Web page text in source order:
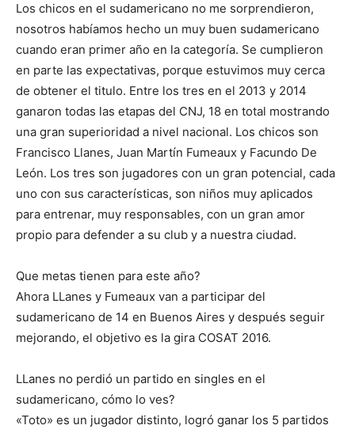
Los chicos en el sudamericano no me sorprendieron,
nosotros habíamos hecho un muy buen sudamericano
cuando eran primer año en la categoría. Se cumplieron
en parte las expectativas, porque estuvimos muy cerca
de obtener el titulo. Entre los tres en el 2013 y 2014
ganaron todas las etapas del CNJ, 18 en total mostrando
una gran superioridad a nivel nacional. Los chicos son
Francisco Llanes, Juan Martín Fumeaux y Facundo De
León. Los tres son jugadores con un gran potencial, cada
uno con sus características, son niños muy aplicados
para entrenar, muy responsables, con un gran amor
propio para defender a su club y a nuestra ciudad.
Que metas tienen para este año?
Ahora LLanes y Fumeaux van a participar del
sudamericano de 14 en Buenos Aires y después seguir
mejorando, el objetivo es la gira COSAT 2016.
LLanes no perdió un partido en singles en el
sudamericano, cómo lo ves?
«Toto» es un jugador distinto, logró ganar los 5 partidos